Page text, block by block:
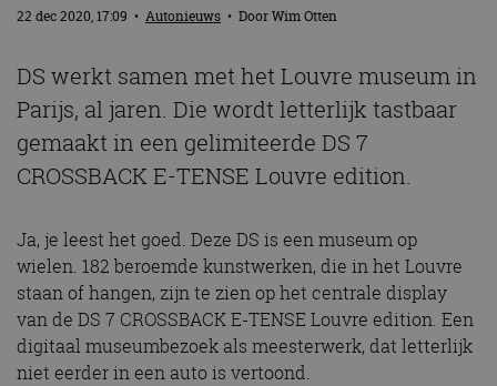
22 dec 2020, 17:09 • Autonieuws • DoorWim Otten
DS werkt samen met het Louvre museum in
Parijs, al jaren. Die wordt letterlijk tastbaar
gemaakt in een gelimiteerde DS 7
CROSSBACK E-TENSE Louvre edition.
Ja, je leest het goed. Deze DS is een museum op
wielen. 182 beroemde kunstwerken, die in het Louvre
staan of hangen, zijn te zien op het centrale display
van de DS 7 CROSSBACK E-TENSE Louvre edition. Een
digitaal museumbezoek als meesterwerk, dat letterlijk
niet eerder in een auto is vertoond.